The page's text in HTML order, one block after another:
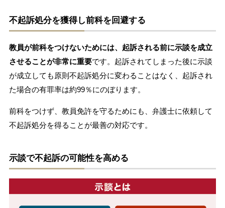
不起訴処分を獲得し前科を回避する
教員が前科をつけないためには、起訴される前に示談を成立
させることが非常に重要です。起訴されてしまった後に示談
が成立しても原則不起訴処分に変わることはなく、起訴され
た場合の有罪率は約99％にのぼります。
前科をつけず、教員免許を守るためにも、弁護士に依頼して
不起訴処分を得ることが最善の対応です。
示談で不起訴の可能性を高める